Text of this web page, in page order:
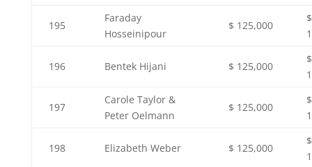
195
Faraday
Hosseinipour
$ 125,000
$
196 Bentek Hijani $ 125,000
$
197
Carole Taylor &
Peter Oelmann
$ 125,000
$
198 Elizabeth Weber $ 125,000
$